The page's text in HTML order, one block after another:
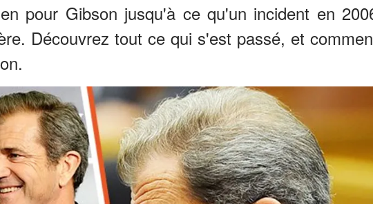
pour Gibson jusqu'à ce qu'un incident en
Découvrez tout ce qui s'est passé, et